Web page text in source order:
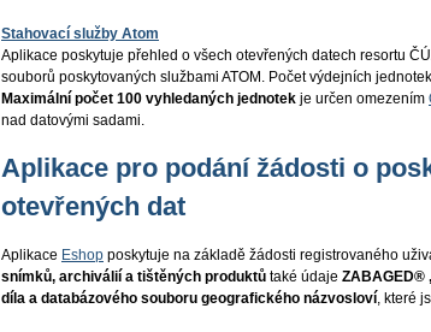
Stahovací služby Atom
Aplikace poskytuje přehled o všech otevřených datech resortu
souborů poskytovaných službami ATOM. Počet výdejních
Maximální počet 100 vyhledaných jednotek je určen omezením
nad datovými sadami.
Aplikace pro podání žádosti o
otevřených dat
Aplikace Eshop poskytuje na základě žádosti registrovaného
snímků, archiválií a tištěných produktů také údaje ZABAGED®
díla a databázového souboru geografického názvosloví, které